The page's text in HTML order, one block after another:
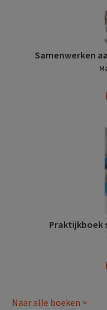
Samenwerken
Praktijkboek
Naar alle boeken >